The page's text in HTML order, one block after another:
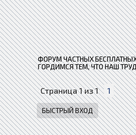
ФОРУМ ЧАСТНЫХ
ГОРДИМСЯ ТЕМ, ЧТО НАШ
Страница1из1
1